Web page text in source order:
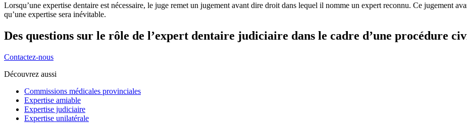
Lorsqu’une expertise dentaire est nécessaire, le juge remet un jugement avant dire droit dans lequel il nomme un expert reconnu. Ce jugement
qu’une expertise sera inévitable.
Des questions sur le rôle de l’expert dentaire judiciaire dans le cadre d’une procédure
Contactez-nous
Découvrez aussi
Commissions médicales provinciales
Expertise amiable
Expertise judiciaire
Expertise unilatérale